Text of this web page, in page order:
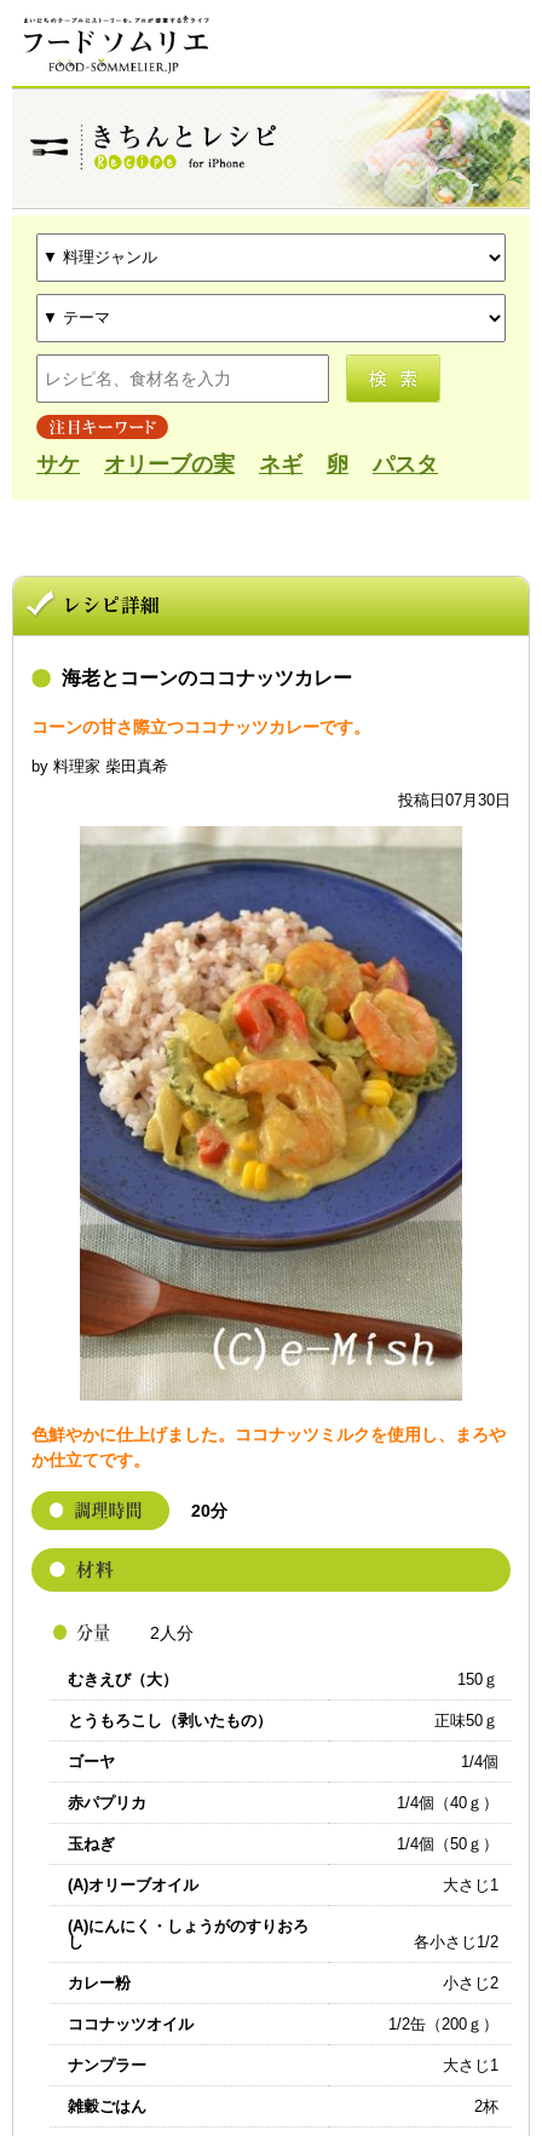
サケ オリーブの実 ネギ 卵 パスタ
海老とコーンのココナッツカレー
コーンの甘さ際立つココナッツカレーです。
by 料理家 柴田真希
投稿日07月30日
色鮮やかに仕上げました。ココナッツミルクを使用し、まろや
か仕立てです。
20分
2人分
むきえび（大） 150ｇ
とうもろこし（剥いたもの） 正味50ｇ
ゴーヤ 1/4個
赤パプリカ 1/4個（40ｇ）
玉ねぎ 1/4個（50ｇ）
(A)オリーブオイル 大さじ1
(A)にんにく・しょうがのすりおろ
し
各小さじ1/2
カレー粉 小さじ2
ココナッツオイル 1/2缶（200ｇ）
ナンプラー 大さじ1
雑穀ごはん 2杯